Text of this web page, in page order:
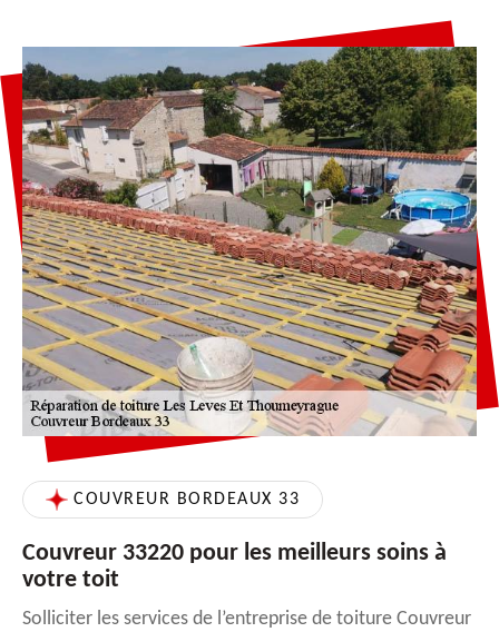
COUVREUR BORDEAUX 33
Couvreur 33220 pour les meilleurs soins à
votre toit
Solliciter les services de l’entreprise de toiture Couvreur